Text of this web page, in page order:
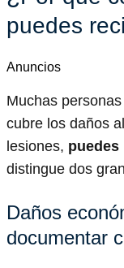
puedes
Anuncios
Muchas
cubre los daños
lesiones, puedes
distingue dos
Daños
documentar